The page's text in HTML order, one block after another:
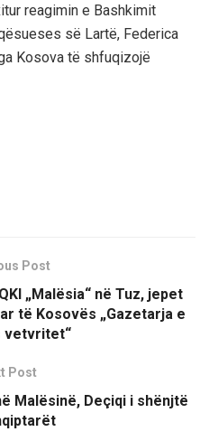
reagimin e Bashkimit
së Lartë, Federica
Kosova të shfuqizojë
Post
„Malësia“ në Tuz, jepet
të Kosovës „Gazetarja e
vetvritet“
Post
Malësinë, Deçiqi i shënjtë